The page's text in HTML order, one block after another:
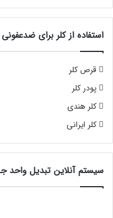
استفاده از کلر برای
قرص کلر
پودر کلر
کلر هندی
کلر ایرانی
سیستم آنلاین تبدیل واحد